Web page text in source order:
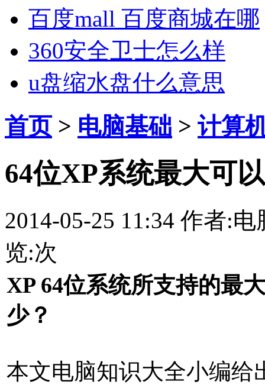
百度mall 百度商城在哪
360安全卫士怎么样
u盘缩水盘什么意思
首页> 电脑基础 > 计算
64位XP系统最大可
2014-05-25 11:34 作者:电
览:次
XP 64位系统所支持的最
少？
本文电脑知识大全小编给